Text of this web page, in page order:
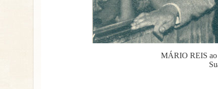
MÁRIO REIS ao